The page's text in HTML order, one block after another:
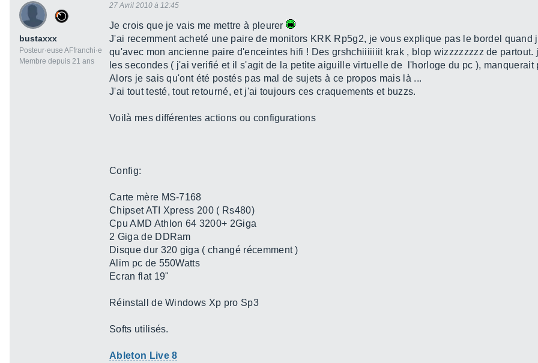
bustaxxx
Posteur·euse AFfranchi·e
Membre depuis 21 ans
27 Avril 2010 à 12:45
Je crois que je vais me mettre à pleurer
J'ai recemment acheté une paire de monitors KRK Rp5g2, je vous explique pas le bordel quand
qu'avec mon ancienne paire d'enceintes hifi ! Des grshchiiiiiiit krak , blop wizzzzzzzz de partout.
les secondes ( j'ai verifié et il s'agit de la petite aiguille virtuelle de l'horloge du pc ),
Alors je sais qu'ont été postés pas mal de sujets à ce propos mais là ...
J'ai tout testé, tout retourné, et j'ai toujours ces craquements et buzzs.
Voilà mes différentes actions ou configurations
Config:
Carte mère MS-7168
Chipset ATI Xpress 200 ( Rs480)
Cpu AMD Athlon 64 3200+ 2Giga
2 Giga de DDRam
Disque dur 320 giga ( changé récemment )
Alim pc de 550Watts
Ecran flat 19"
Réinstall de Windows Xp pro Sp3
Softs utilisés.
Ableton Live 8